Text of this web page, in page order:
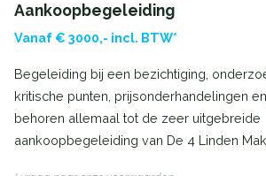
Aankoopbegeleiding
Vanaf € 3000,- incl. BTW*
Begeleiding bij een bezichtiging,
kritische punten, prijsonderhandelingen
behoren allemaal tot de zeer uitgebreide
aankoopbegeleiding van De 4 Linden